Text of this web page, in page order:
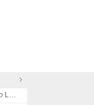
엔시티 위시 (NCT WISH) [Ode to Love]